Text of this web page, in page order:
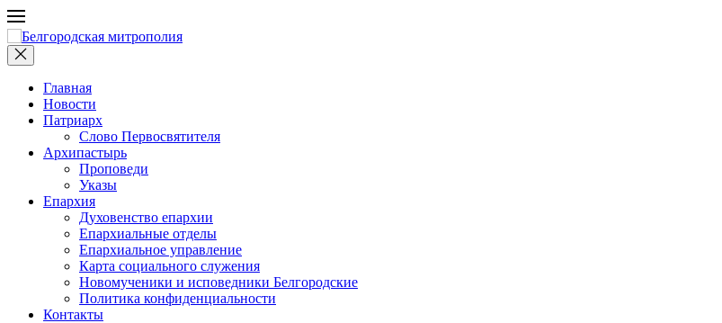
Главная
Новости
Патриарх
Слово Первосвятителя
Архипастырь
Проповеди
Указы
Епархия
Духовенство епархии
Епархиальные отделы
Епархиальное управление
Карта социального служения
Новомученики и исповедники Белгородские
Политика конфиденциальности
Контакты